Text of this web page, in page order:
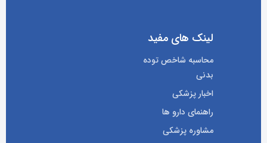
لینک های مفید
محاسبه شاخص توده
بدنی
اخبار پزشکی
راهنمای دارو ها
مشاوره پزشکی